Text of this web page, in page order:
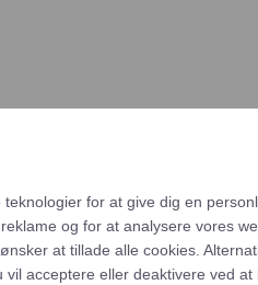
for at give dig en
og for at analysere vores
at tillade alle cookies.
acceptere eller deaktivere ved at